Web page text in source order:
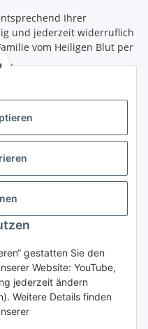
Ihrer
und jederzeit widerruflich
vom Heiligen Blut per
gestatten Sie den
Website: YouTube,
jederzeit ändern
Weitere Details finden